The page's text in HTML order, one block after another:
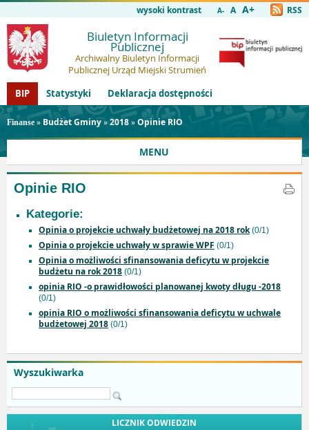
wysoki kontrast A- A A+ RSS
Biuletyn Informacji
Publicznej
Archiwalny Biuletyn Informacji
Publicznej Urząd Miejski Strumień
BIP
Statystyki Deklaracja dostępności
Finanse » Budżet Gminy»2018»Opinie RIO
MENU
Wyszukiwarka
LICZNIK ODWIEDZIN
Opinie RIO
Kategorie:
Opinia o projekcie uchwały budżetowej na 2018 rok(0/1)
Opinia o projekcie uchwały w sprawie WPF (0/1)
Opinia o możliwości sfinansowania deficytu w projekcie
budżetu na rok 2018 (0/1)
opinia RIO -o prawidłowości planowanej kwoty długu -2018
(0/1)
opinia RIO o możliwości sfinansowania deficytu w uchwale
budżetowej 2018 (0/1)